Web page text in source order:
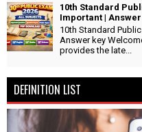
10th Standard
Important |
10th Standard
Answer key
provides the late...
DEFINITION LIST